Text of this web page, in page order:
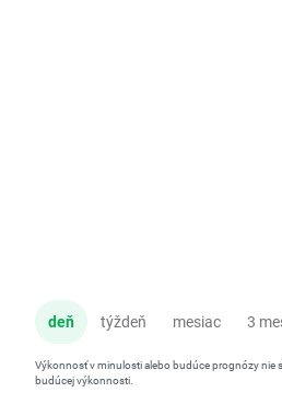
deň týždeň mesiac 3
Výkonnosť v minulosti alebo budúce prognózy nie
budúcej výkonnosti.